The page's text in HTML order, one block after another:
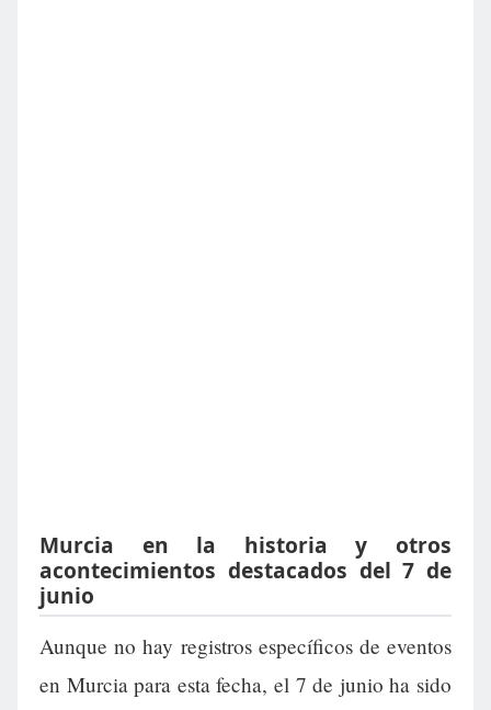
Murcia en la historia y otros
acontecimientos destacados del 7 de
junio
Aunque no hay registros específicos de eventos
en Murcia para esta fecha, el 7 de junio ha sido